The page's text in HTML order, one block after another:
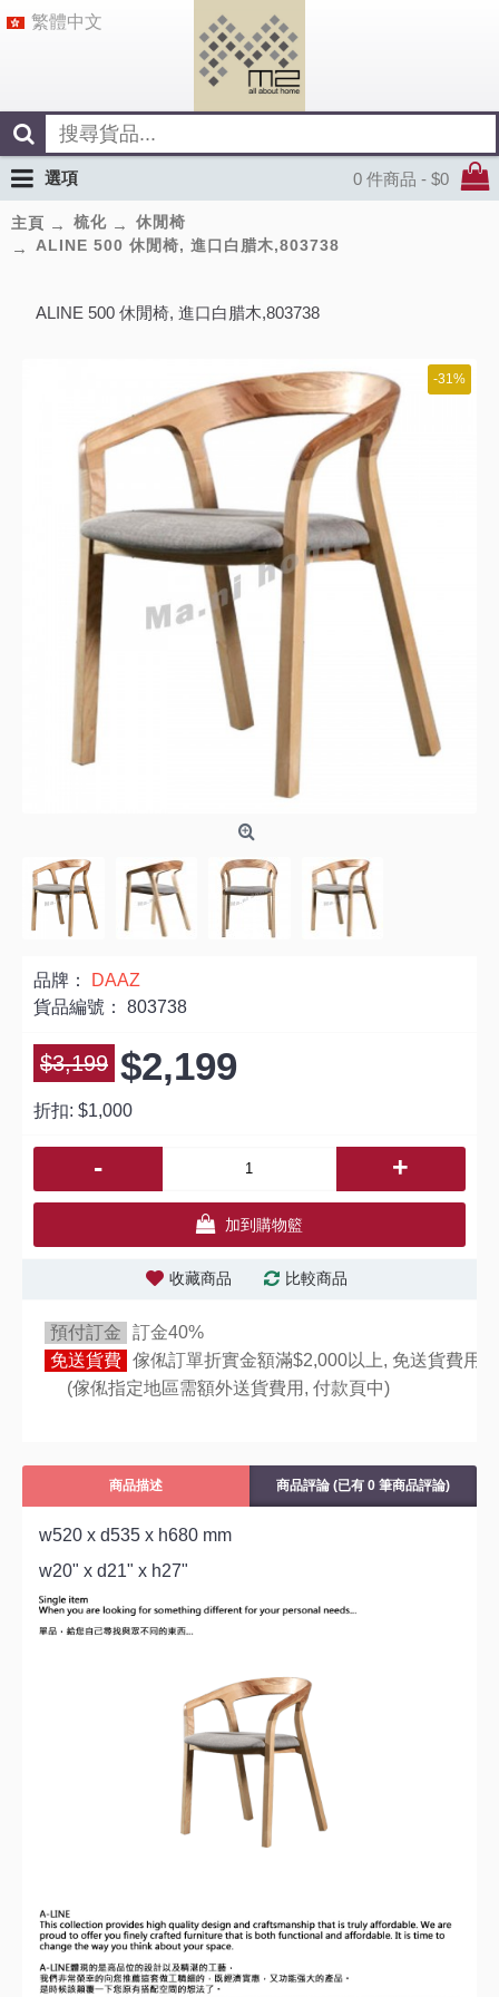
繁體中文
0 件商品 - $0
選項
主頁 梳化
休閒椅
ALINE 500 休閒椅, 進口白腊木,803738
ALINE 500 休閒椅, 進口白腊木,803738
-31%
品牌：
DAAZ
貨品編號： 803738
$3,199 $2,199
折扣: $1,000
- +
加到購物籃
收藏商品 比較商品
預付訂金
訂金40%
免送貨費 傢俬訂單折實金額滿$2,000以上, 免送貨費用,
(傢俬指定地區需額外送貨費用, 付款頁中)
商品描述 商品評論 (已有 0 筆商品評論)
w520 x d535 x h680 mm
w20" x d21" x h27"